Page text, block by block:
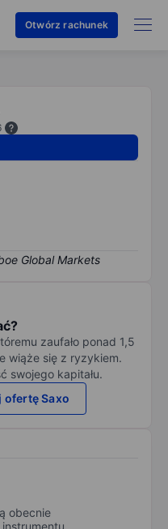
Otwórz rachunek
zaufało ponad 1,5
wiąże się z ryzykiem.
swojego kapitału.
ofertę Saxo
obecnie